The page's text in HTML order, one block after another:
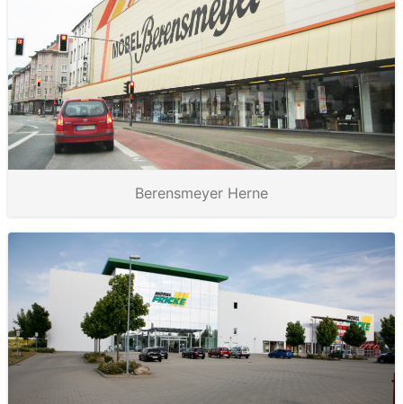
Berensmeyer Herne